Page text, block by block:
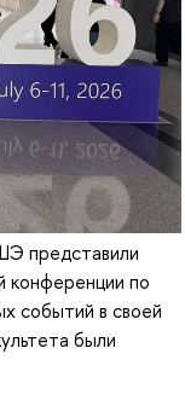
представили
конференции по
событий в своей
были